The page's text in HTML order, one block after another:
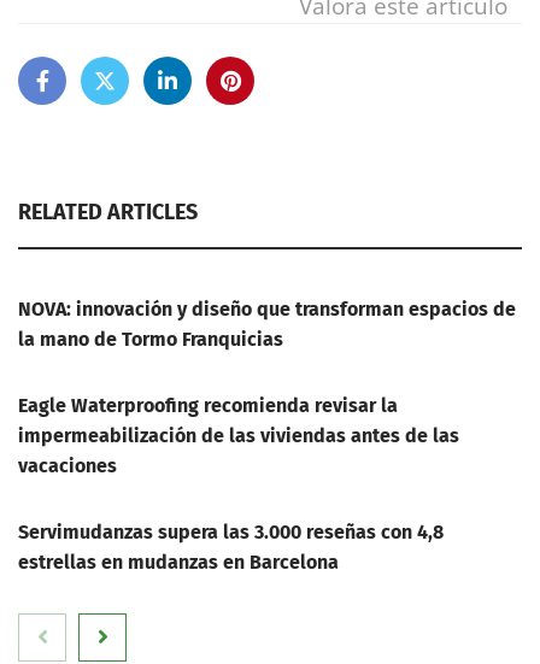
RELATED ARTICLES
NOVA: innovación y diseño que transforman espacios de
la mano de Tormo Franquicias
Eagle Waterproofing recomienda revisar la
impermeabilización de las viviendas antes de las
vacaciones
Servimudanzas supera las 3.000 reseñas con 4,8
estrellas en mudanzas en Barcelona